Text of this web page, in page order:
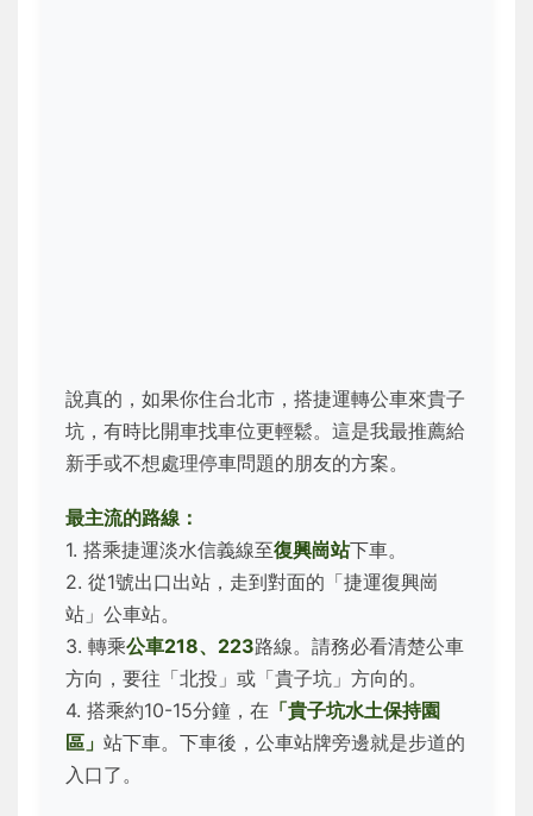
說真的，如果你住台北市，搭捷運轉公車來貴子
坑，有時比開車找車位更輕鬆。這是我最推薦給
新手或不想處理停車問題的朋友的方案。
最主流的路線：
1. 搭乘捷運淡水信義線至復興崗站下車。
2. 從1號出口出站，走到對面的「捷運復興崗
站」公車站。
3. 轉乘公車218、223路線。請務必看清楚公車
方向，要往「北投」或「貴子坑」方向的。
4. 搭乘約10-15分鐘，在 「貴子坑水土保持園
區」 站下車。下車後，公車站牌旁邊就是步道的
入口了。